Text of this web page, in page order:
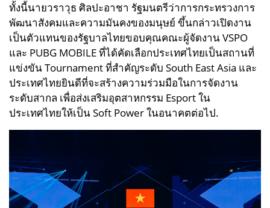
ทั้งนี้นายวราวุธ ศิลปะอาชา รัฐมนตรีว่าการกระทรวงการ
พัฒนาสังคมและความมันคงของมนุษย์ ขึ้นกล่าวเปิดงาน
เป็นตัวแทนของรัฐบาลไทยขอบคุณคณะผู้จัดงาน VSPO
และ PUBG MOBILE ที่ได้คัดเลือกประเทศไทยเป็นสถานที่
แข่งขัน Tournament ที่สำคัญระดับ South East Asia และ
ประเทศไทยยินดีที่จะสร้างความร่วมมือในการจัดงาน
ระดับสากล เพื่อส่งเสริมอุตสาหกรรม Esport ใน
ประเทศไทยให้เป็น Soft Power ในอนาคตต่อไป.